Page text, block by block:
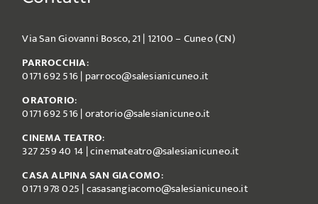
Via San Giovanni Bosco, 21 | 12100 – Cuneo (CN)
PARROCCHIA:
0171 692 516| parroco@salesianicuneo.it
ORATORIO:
0171 692 516|oratorio@salesianicuneo.it
CINEMA TEATRO:
327 259 40 14 |cinemateatro@salesianicuneo.it
CASA ALPINA SAN GIACOMO:
0171 978 025 |casasangiacomo@salesianicuneo.it